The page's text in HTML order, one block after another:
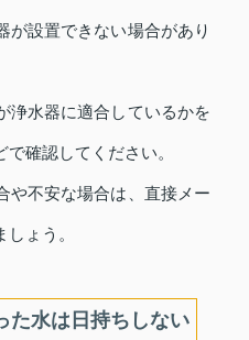
が設置できない場合があり
浄水器に適合しているかを
確認してください。
や不安な場合は、直接メー
ょう。
た水は日持ちしない